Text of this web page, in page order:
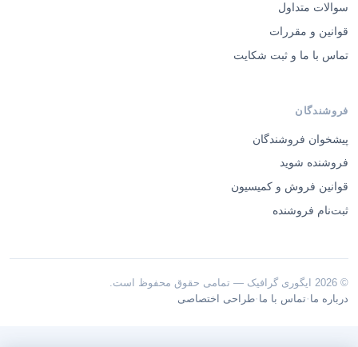
سوالات متداول
قوانین و مقررات
تماس با ما و ثبت شکایت
فروشندگان
پیشخوان فروشندگان
فروشنده شوید
قوانین فروش و کمیسیون
ثبت‌نام فروشنده
© 2026 ایگوری گرافیک — تمامی حقوق محفوظ است.
درباره ما ·تماس با ما ·طراحی اختصاصی